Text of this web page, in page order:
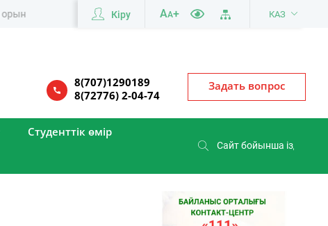
Кіру AA+ КАЗ
8(707)1290189
8(72776) 2-04-74
Задать вопрос
Студенттік өмір